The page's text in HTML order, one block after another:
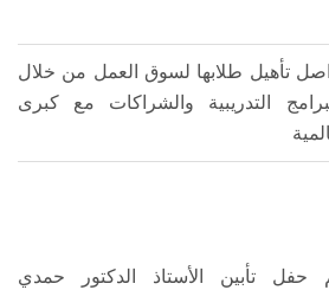
تأهيل طلابها لسوق العمل من خلال
التدريبية والشراكات مع كبرى
حفل تأبين الأستاذ الدكتور حمدي